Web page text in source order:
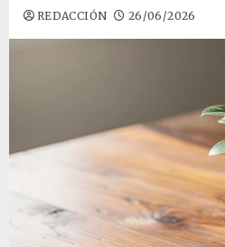
REDACCIÓN 26/06/2026